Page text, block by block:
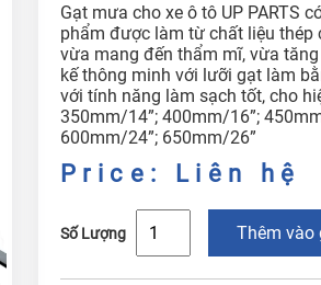
Gạt mưa cho xe ô tô UP PARTS
phẩm được làm từ chất liệu thép
vừa mang đến thẩm mĩ, vừa
kế thông minh với lưỡi gạt làm
với tính năng làm sạch tốt, cho
350mm/14”; 400mm/16”;
600mm/24”; 650mm/26”
Price: Liên hệ
Số Lượng Thêm vào